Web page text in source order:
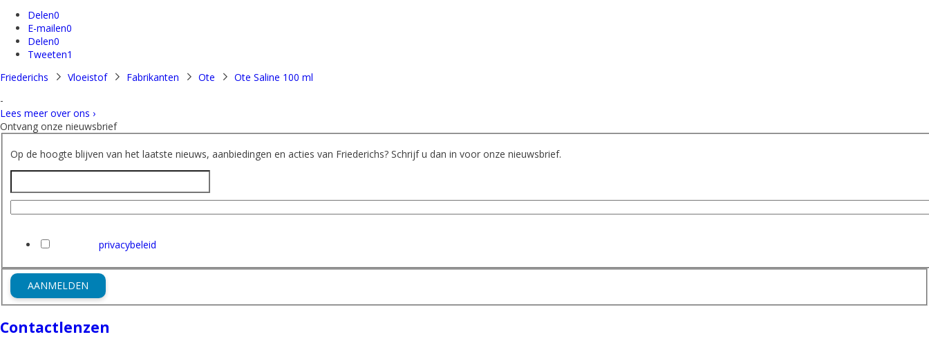
Delen0
E-mailen0
Delen0
Tweeten1
Friederichs
Vloeistof Fabrikanten Ote
Ote Saline 100 ml
-
Lees meer over ons ›
Ontvang onze nieuwsbrief
Op de hoogte blijven van het laatste nieuws, aanbiedingen en acties van Friederichs? Schrijf u dan in voor onze nieuwsbrief.
privacybeleid
AANMELDEN
Contactlenzen